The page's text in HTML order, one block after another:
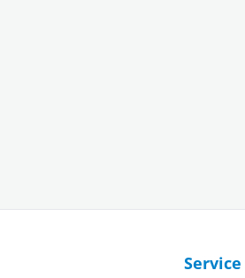
Service